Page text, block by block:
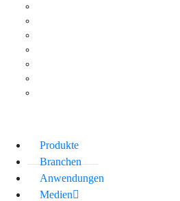
Produkte
Branchen
Anwendungen
Medien